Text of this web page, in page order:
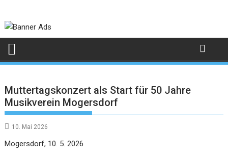
Muttertagskonzert als Start für 50 Jahre
Musikverein Mogersdorf
10. Mai 2026
Mogersdorf, 10. 5. 2026